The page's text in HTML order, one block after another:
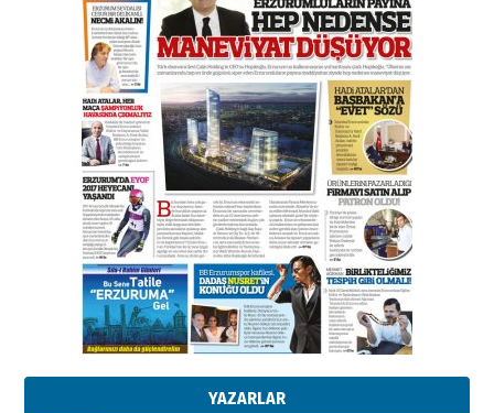
YAZARLAR
A. Berhan Yılmaz
BİR BÖLÜM DEĞİL, BİR ÖMÜR
SEÇİYORSUNUZ… “NEDEN
ATATÜRK ÜNİVERSİTESİ?”
28 Temmuz 2026 Salı
Ahmet Gökhan YAZICI
Ahmed Yesevi’den bir Alperen…
”Reisimiz” idi… Hakka yürüdü.!
26 Mart 2026 Perşembe
Cem Bakırcı
Ardında bıraktığı hatıralarıyla
gönül adamı Faruk Terzioğlu!
13 Mayıs 2026 Çarşamba
Esat BİNDESEN
Başkan Sekmen’den Erzurum’a
02 Ağustos 2026 Pazar